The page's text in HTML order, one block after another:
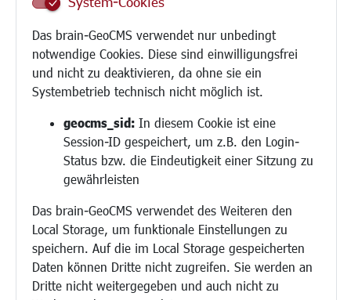
Das brain-GeoCMS verwendet nur unbedingt
notwendige Cookies. Diese sind einwilligungsfrei
und nicht zu deaktivieren, da ohne sie ein
Systembetrieb technisch nicht möglich ist.
geocms_sid: In diesem Cookie ist eine
Session-ID gespeichert, um z.B. den Login-
Status bzw. die Eindeutigkeit einer Sitzung zu
gewährleisten
Das brain-GeoCMS verwendet des Weiteren den
Local Storage, um funktionale Einstellungen zu
speichern. Auf die im Local Storage gespeicherten
Daten können Dritte nicht zugreifen. Sie werden an
Dritte nicht weitergegeben und auch nicht zu
Ukrainehilfe
Hilfe für Geflüchtete
Religion
Bauen/Umwelt/Mobilität
Bebauungsplanung
Umwelt/Klima/Abfall
Verkehr/Mobilität
Glasfaserausbau
Aktuelle Baustellen
Paddelteich
CINDY S